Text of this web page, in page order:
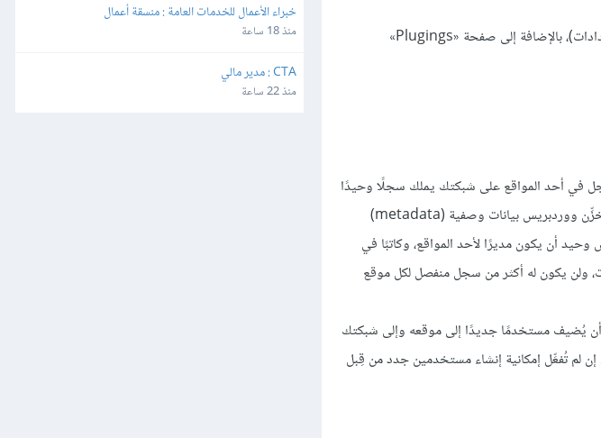
»، استخدمتَ الصفحات الجديدة التي وفرتها الإضافات في قسم «Settings» (الإعدادات)، بالإضافة إلى صفحة «Plugings»
في أحد المواقع على شبكتك يملك سجلًا وحيدًا
في قاعدة البيانات، وسيكون مستخدمًا لكامل شبكتك. لكن ذلك لا يعني أنَّه يملك وصولًا إلى كامل الشبكة: حيث ستُخزِّن ووردبريس بيانات وصفية (metadata)
أن يكون مديرًا لأحد المواقع، وكاتبًا في
ولن يكون له أكثر من سجل منفصل لكل موقع
أن يُضيف مستخدمًا جديدًا إلى موقعه وإلى شبكتك
لم تُفعِّل إمكانية إنشاء مستخدمين جدد من قِبل
خبراء الأعمال للخدمات العامة : منسقة أعمال
منذ 18 ساعة
CTA : مدير مالي
منذ 22 ساعة